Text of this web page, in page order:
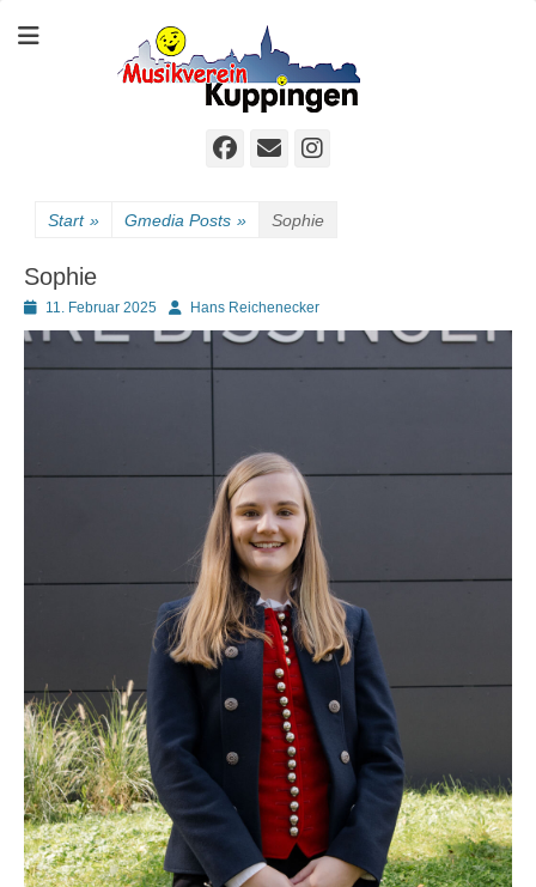
Homepage MVK
Der sympathische Musikverein
Facebook
E-
Instagram
Start » Gmedia Posts » Sophie
Sophie
Posted
on
11. Februar 2025 AutorHans Reichenecker